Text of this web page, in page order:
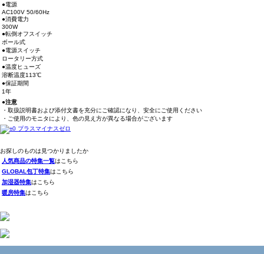
●電源
AC100V 50/60Hz
●消費電力
300W
●転倒オフスイッチ
ボール式
●電源スイッチ
ロータリー方式
●温度ヒューズ
溶断温度113℃
●保証期間
1年
●注意
・取扱説明書および添付文書を充分にご確認になり、安全にご使用ください
・ご使用のモニタにより、色の見え方が異なる場合がございます
お探しのものは見つかりましたか
人気商品の特集一覧はこちら
GLOBAL包丁特集はこちら
加湿器特集はこちら
暖房特集はこちら